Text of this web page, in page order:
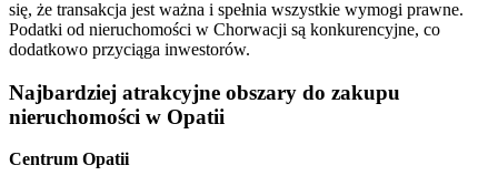
się, że transakcja jest ważna i spełnia wszystkie wymogi prawne.
Podatki od nieruchomości w Chorwacji są konkurencyjne, co
dodatkowo przyciąga inwestorów.
Najbardziej atrakcyjne obszary do zakupu
nieruchomości w Opatii
Centrum Opatii